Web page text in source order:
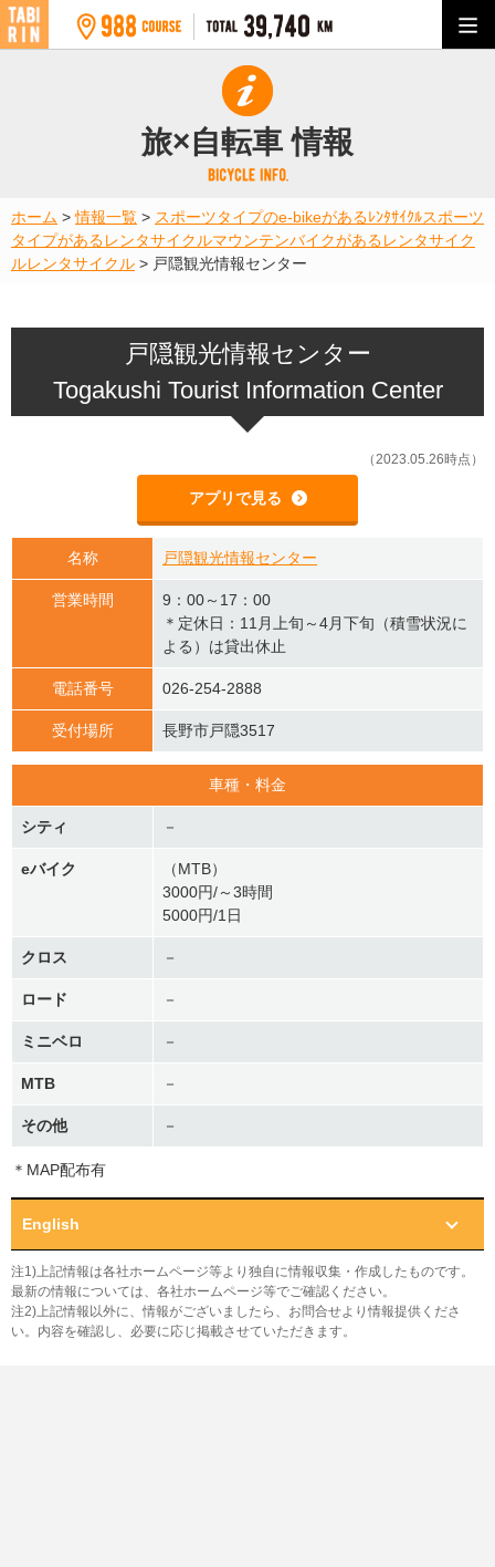
旅×自転車 情報
ホーム >情報一覧 > スポーツタイプのe-bikeがあるﾚﾝﾀｻｲｸﾙスポーツ
タイプがあるレンタサイクルマウンテンバイクがあるレンタサイク
ルレンタサイクル > 戸隠観光情報センター
戸隠観光情報センター
Togakushi Tourist Information Center
（2023.05.26時点）
アプリで見る
名称 戸隠観光情報センター
営業時間
9：00～17：00
＊定休日：11月上旬～4月下旬（積雪状況に
よる）は貸出休止
電話番号 026-254-2888
受付場所 長野市戸隠3517
車種・料金
シティ －
eバイク
（MTB）
3000円/～3時間
5000円/1日
クロス －
ロード －
ミニベロ －
MTB －
その他 －
＊MAP配布有
English
注1)上記情報は各社ホームページ等より独自に情報収集・作成したものです。
最新の情報については、各社ホームページ等でご確認ください。
注2)上記情報以外に、情報がございましたら、お問合せより情報提供くださ
い。内容を確認し、必要に応じ掲載させていただきます。